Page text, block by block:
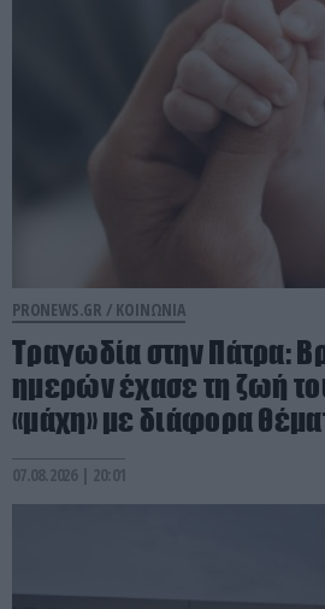
PRONEWS.GR / ΚΟΙΝΩΝΙΑ
Τραγωδία στην Πάτρα:
ημερών έχασε τη ζωή
«μάχη» με διάφορα
07.08.2026 | 20:01